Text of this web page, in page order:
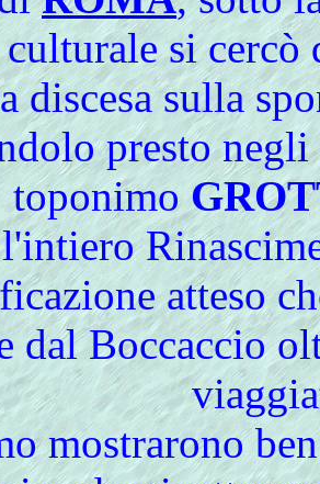
si
discesa sulla
presto
toponimo
atteso
dal Boccaccio
mostrarono